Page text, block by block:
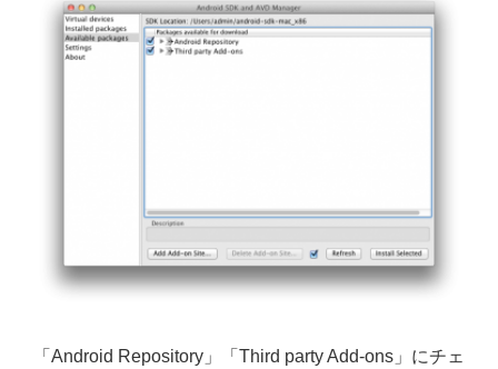
「Android Repository」「Third party Add-ons」にチェ